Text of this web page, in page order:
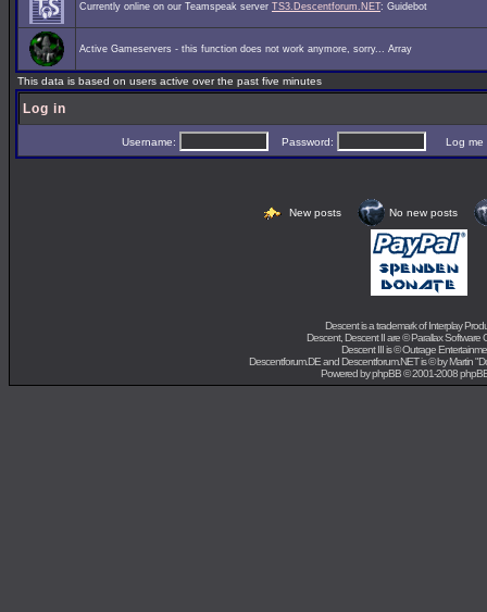
Currently online on our Teamspeak server TS3.Descentforum.NET: Guidebot
Active Gameservers - this function does not work anymore, sorry... Array
This data is based on users active over the past five minutes
Log in
Username: Password: Log me
New posts No new posts
Descent is a trademark ofInterplay
Descent, Descent II are ©Parallax Software
Descent III is ©Outrage
Descentforum.DE and Descentforum.NET is © byMartin
Powered byphpBB© 2001-2008